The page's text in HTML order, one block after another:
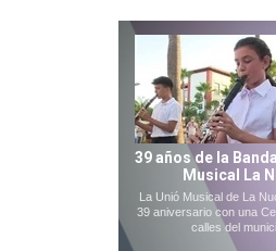
39 años de la
Musical La
La Unió Musical de La
39 aniversario con una
calles del